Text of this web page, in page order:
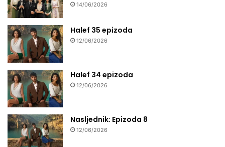
14/06/2026
Halef 35 epizoda
12/06/2026
Halef 34 epizoda
12/06/2026
Nasljednik: Epizoda 8
12/06/2026